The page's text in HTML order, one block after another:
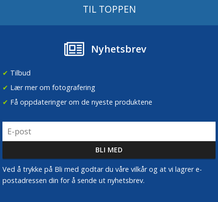
TIL TOPPEN
Nyhetsbrev
✔ Tilbud
✔ Lær mer om fotografering
✔ Få oppdateringer om de nyeste produktene
Ved å trykke på Bli med godtar du våre vilkår og at vi lagrer e-
postadressen din for å sende ut nyhetsbrev.